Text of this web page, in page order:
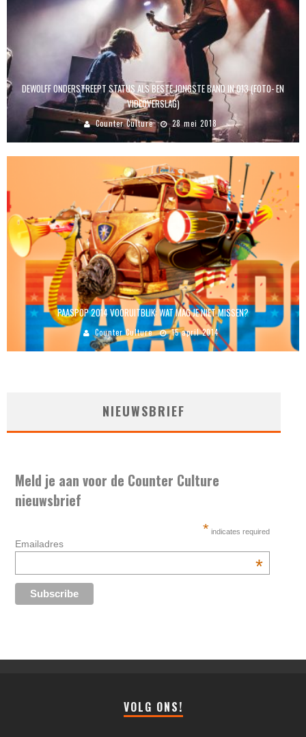
DEWOLFF ONDERSTREEPT STATUS ALS BESTE JONGSTE BAND IN 013 (FOTO- EN
VIDEOVERSLAG)
Counter Culture 28 mei 2018
PAASPOP 2014 VOORUITBLIK: WAT MAG JE NIET MISSEN?
Counter Culture 15 april 2014
NIEUWSBRIEF
Meld je aan voor de Counter Culture
nieuwsbrief
* indicates required
Emailadres
*
VOLG ONS!